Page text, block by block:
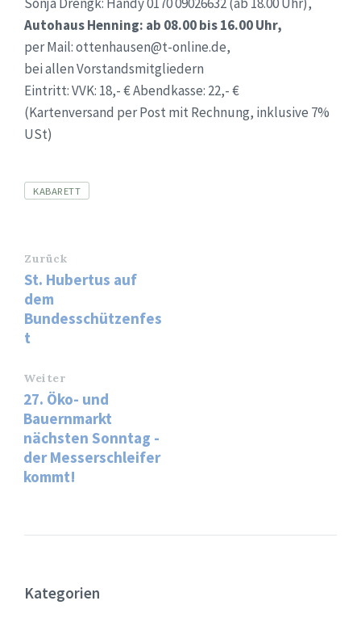
Autohaus Henning: ab 08.00 bis 16.00 Uhr,
per Mail: ottenhausen@t-online.de,
bei allen Vorstandsmitgliedern
Eintritt: VVK: 18,- € Abendkasse: 22,- €
(Kartenversand per Post mit Rechnung, inklusive 7%
USt)
Tags
KABARETT
Zurück
St. Hubertus auf
dem
Bundesschützenfes
t
Weiter
27. Öko- und
Bauernmarkt
nächsten Sonntag -
der Messerschleifer
kommt!
Kategorien